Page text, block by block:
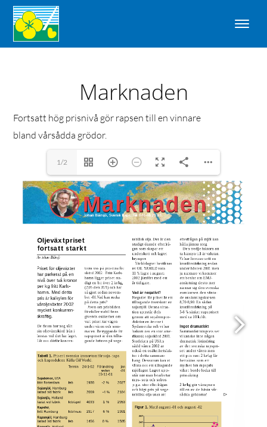
Marknaden
Fortsatt hög prisnivå gör rapsen till en vinnare
bland vårsådda grödor.
1/2